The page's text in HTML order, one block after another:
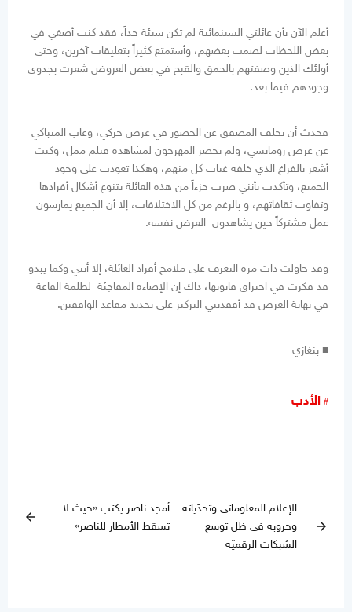
أعلم الآن بأن عائلتي السينمائية لم تكن سيئة جداً، فقد كنت أصغي في
بعض اللحظات لصمت بعضهم، وأستمتع كثيراً بتعليقات آخرين، وحتى
أولئك الذين وصفتهم بالحمق والقبح في بعض العروض شعرت بجدوى
وجودهم فيما بعد.
فحدث أن تخلف المصفق عن الحضور في عرض حركي، وغاب المتباكي
عن عرض رومانسي، ولم يحضر المهرجون لمشاهدة فيلم ممل، وكنت
أشعر بالفراغ الذي خلفه غياب كل منهم، وهكذا تعودت على وجود
الجميع، وتأكدت بأنني صرت جزءاً من هذه العائلة بتنوع أشكال أفرادها
وتفاوت ثقافاتهم، و بالرغم من كل الاختلافات، إلا أن الجميع يمارسون
عمل مشتركاً حين يشاهدون العرض نفسه.
وقد حاولت ذات مرة التعرف على ملامح أفراد العائلة، إلا أنني وكما يبدو
قد فكرت في اختراق قانونها، ذاك إن الإضاءة المفاجئة لظلمة القاعة
في نهاية العرض قد أفقدتني التركيز على تحديد مقاعد الواقفين.
■ بنغازي
الأدب
arrow_forward
الإعلام المعلوماتي وتحدّياته
وحروبه في ظل توسع
الشبكات الرقميّة
أمجد ناصر يكتب «حيث لا
تسقط الأمطار للناصر»
arrow_back